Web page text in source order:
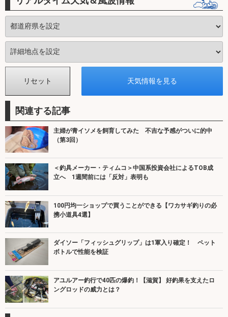
関連する記事
主婦が青イソメを飼育してみた 不吉な予感がついに的中
（第3回）
＜釣具メーカー・ティムコ＞中国系投資会社によるTOB成
立へ 1週間前には「反対」表明も
100円均一ショップで買うことができる【ワカサギ釣りの必
携小道具4選】
ダイソー「フィッシュグリップ」は1軍入り確定！ ペット
ボトルで性能を検証
アユルアー釣行で40匹の爆釣！【滋賀】 好釣果を支えたロ
ングロッドの威力とは？